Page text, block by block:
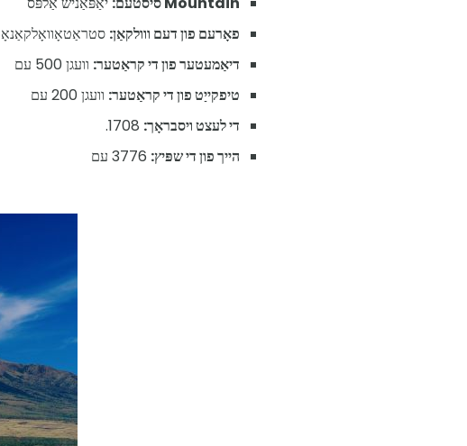
פאָרעם פון דעם ווולקאַן: סטראַטאָוואָלקאַנאָ
דיאַמעטער פון די קראַטער: וועגן 500 עם
טיפקייַט פון די קראַטער: וועגן 200 עם
די לעצט ויסבראָך:
הייך פון די שפּיץ: